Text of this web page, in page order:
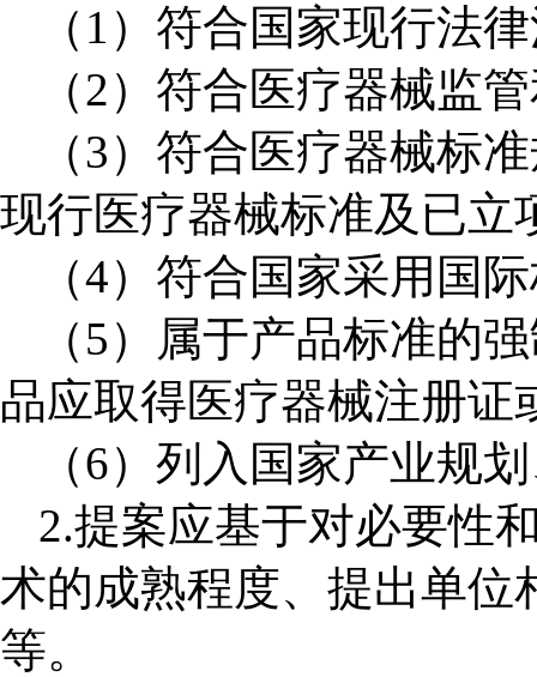
（ 1 ）符合国家现行法
（2）符合医疗器械监
（3）符合医疗器械标
现行医疗器械标准及已立
（4）符合国家采用国
（5）属于产品标准的
品应取得医疗器械注册证
（6）列入国家产业规
2.提案应基于对必要性
术的成熟程度、提出单位
等。